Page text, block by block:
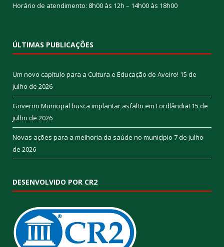
Horário de atendimento: 8h00 às 12h – 14h00 às 18h00
ÚLTIMAS PUBLICAÇÕES
Um novo capítulo para a Cultura e Educação de Aveiro! 15 de
julho de 2026
Governo Municipal busca implantar asfalto em Fordlândia! 15 de
julho de 2026
Novas ações para a melhoria da saúde no município 7 de julho
de 2026
DESENVOLVIDO POR CR2